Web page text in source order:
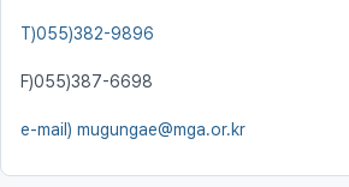
T)055)382-9896
F)055)387-6698
e-mail) mugungae@mga.or.kr